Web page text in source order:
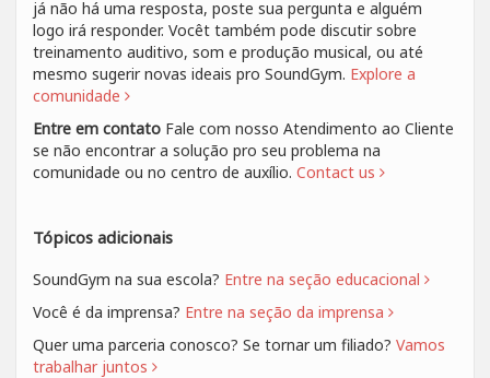
já não há uma resposta, poste sua pergunta e alguém
logo irá responder. Vocêt também pode discutir sobre
treinamento auditivo, som e produção musical, ou até
mesmo sugerir novas ideais pro SoundGym. Explore a
comunidade
Entre em contato Fale com nosso Atendimento ao Cliente
se não encontrar a solução pro seu problema na
comunidade ou no centro de auxílio. Contact us
Tópicos adicionais
SoundGym na sua escola? Entre na seção educacional
Você é da imprensa? Entre na seção da imprensa
Quer uma parceria conosco? Se tornar um filiado? Vamos
trabalhar juntos